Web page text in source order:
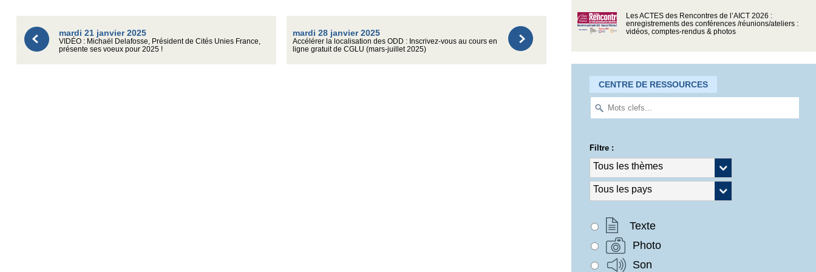
mardi 21 janvier 2025
VIDÉO : Michaël Delafosse, Président de Cités Unies France,
présente ses voeux pour 2025 !
mardi 28 janvier 2025
Accélérer la localisation des ODD : Inscrivez-vous au cours en
ligne gratuit de CGLU (mars-juillet 2025)
Les ACTES des Rencontres de l’AICT 2026 :
enregistrements des conférences /réunions/ateliers :
vidéos, comptes-rendus & photos
CENTRE DE RESSOURCES
Filtre :
Texte
Photo
Son